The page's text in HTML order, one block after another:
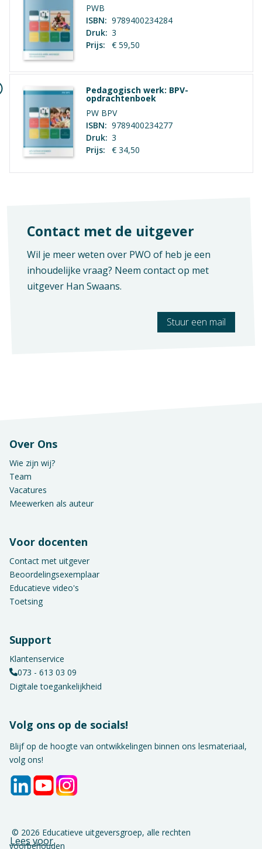
Opleiding / Kwalificatiedossier
Pedagogisch werk
Examen / Kwalificatie / Uitstroom
Onderwijsassistent
K-code
0000
Crebo-nummer
25689
Exameneisen
Geen hoofdstukken aanwezig
Lees voor
PWB
ISBN: 9789400234284
Druk: 3
Prijs:
€ 59,50
Pedagogisch werk: BPV-
opdrachtenboek
PW BPV
ISBN: 9789400234277
Druk: 3
Prijs:
€ 34,50
Contact met de uitgever
Wil je meer weten over PWO of heb je een
inhoudelijke vraag? Neem contact op met
uitgever Han Swaans.
Stuur een mail
Over Ons
Wie zijn wij?
Team
Vacatures
Meewerken als auteur
Voor docenten
Contact met uitgever
Beoordelingsexemplaar
Educatieve video's
Toetsing
Support
Klantenservice
073 - 613 03 09
Digitale toegankelijkheid
Volg ons op de socials!
Blijf op de hoogte van ontwikkelingen binnen ons lesmateriaal,
volg ons!
© 2026 Educatieve uitgeversgroep, alle rechten
voorbehouden